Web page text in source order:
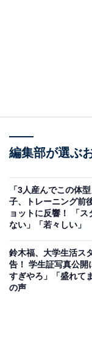
編集部が選ぶ
「3人産んでこの体
子、トレーニング前
ョットに反響！ 「ス
ない」「若々しい」
鈴木福、大学生活ス
告！ 学生証写真公開
すぎやろ」「盛れて
の声